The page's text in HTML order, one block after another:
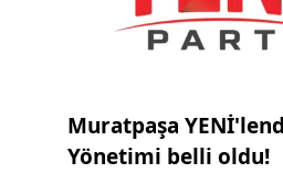
Muratpaşa
Yönetimi belli oldu!